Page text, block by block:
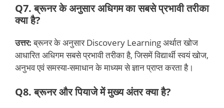
Q7. ब्रूनर के अनुसार अधिगम का सबसे प्रभावी तरीका
क्या है?
उत्तर:ब्रूनर के अनुसार Discovery Learning अर्थात खोज
आधारित अधिगम सबसे प्रभावी तरीका है, जिसमें विद्यार्थी स्वयं खोज,
अनुभव एवं समस्या-समाधान के माध्यम से ज्ञान प्राप्त करता है।
Q8. ब्रूनर और पियाजे में मुख्य अंतर क्या है?